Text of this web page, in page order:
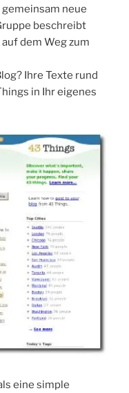
neue
beschreibt
dem Weg zum
Ihre Texte rund
in Ihr eigenes
eine simple